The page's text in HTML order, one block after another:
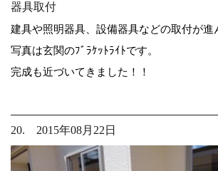
器具取付
建具や照明器具、設備器具などの取付が進
写真は玄関のﾌﾞﾗｹｯﾄﾗｲﾄです。
完成も近づいてきました！！
20. 2015年08月22日